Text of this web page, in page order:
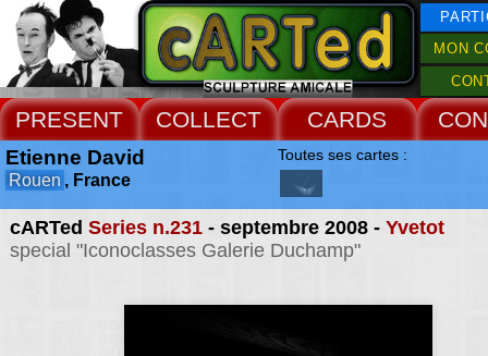
MON
PRESENT COLLECT CARDS
cARTed Series n.231- septembre 2008 - Yvetot
special "Iconoclasses Galerie Duchamp"
Etienne David
Rouen , France
Toutes ses cartes :